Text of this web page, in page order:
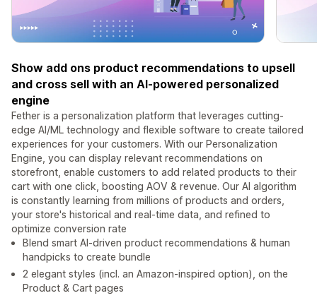
Show add ons product recommendations to upsell
and cross sell with an AI-powered personalized
engine
Fether is a personalization platform that leverages cutting-
edge AI/ML technology and flexible software to create tailored
experiences for your customers. With our Personalization
Engine, you can display relevant recommendations on
storefront, enable customers to add related products to their
cart with one click, boosting AOV & revenue. Our AI algorithm
is constantly learning from millions of products and orders,
your store's historical and real-time data, and refined to
optimize conversion rate
Blend smart AI-driven product recommendations & human
handpicks to create bundle
2 elegant styles (incl. an Amazon-inspired option), on the
Product & Cart pages